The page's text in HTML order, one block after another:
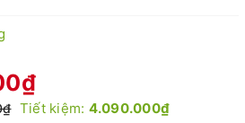
Tiết kiệm: 4.090.000₫